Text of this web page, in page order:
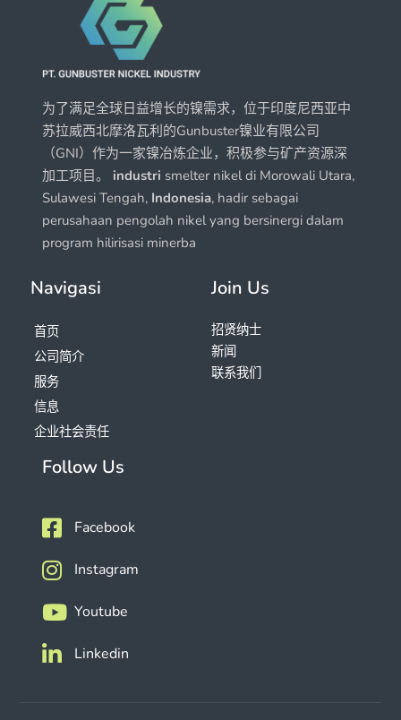
为了满足全球日益增长的镍需求，位于印度尼西亚中
苏拉威西北摩洛瓦利的Gunbuster镍业有限公司
（GNI）作为一家镍冶炼企业，积极参与矿产资源深
加工项目。 industri smelter nikel di Morowali Utara,
Sulawesi Tengah, Indonesia, hadir sebagai
perusahaan pengolah nikel yang bersinergi dalam
program hilirisasi minerba
Navigasi
首页
公司简介
服务
信息
企业社会责任
Join Us
招贤纳士
新闻
联系我们
Follow Us
Facebook
Instagram
Youtube
Linkedin